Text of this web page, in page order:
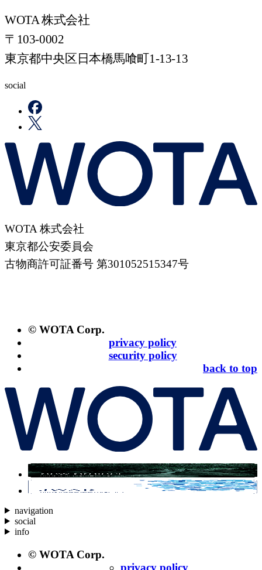
WOTA 株式会社
〒103-0002
東京都中央区日本橋馬喰町1-13-13
social
WOTA 株式会社
東京都公安委員会
古物商許可証番号 第301052515347号
© WOTA Corp.
privacy policy
security policy
back to top
navigation
social
info
© WOTA Corp.
privacy policy